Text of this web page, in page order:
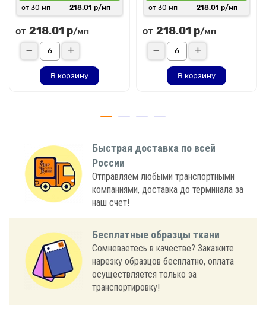
от 30 мп 218.01 р/мп
от 218.01 р/мп
В корзину
от 30 мп 218.01 р/мп
от 218.01 р/мп
В корзину
Быстрая доставка по всей
России
Отправляем любыми транспортными
компаниями, доставка до терминала за
наш счет!
Бесплатные образцы ткани
Сомневаетесь в качестве? Закажите
нарезку образцов бесплатно, оплата
осуществляется только за
транспортировку!